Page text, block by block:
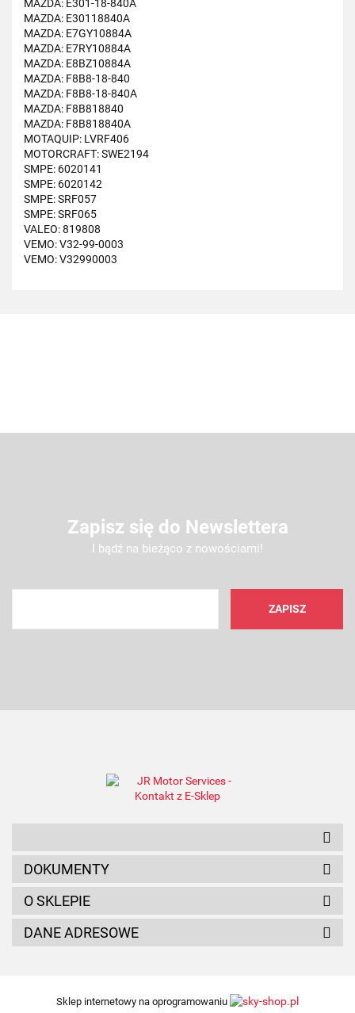
MAZDA: E301-18-840A
MAZDA: E30118840A
MAZDA: E7GY10884A
MAZDA: E7RY10884A
MAZDA: E8BZ10884A
MAZDA: F8B8-18-840
MAZDA: F8B8-18-840A
MAZDA: F8B818840
MAZDA: F8B818840A
MOTAQUIP: LVRF406
MOTORCRAFT: SWE2194
SMPE: 6020141
SMPE: 6020142
SMPE: SRF057
SMPE: SRF065
VALEO: 819808
VEMO: V32-99-0003
VEMO: V32990003
Zapisz się do Newslettera
I bądź na bieżąco z nowościami!
DOKUMENTY
O SKLEPIE
DANE ADRESOWE
Sklep internetowy na oprogramowaniu